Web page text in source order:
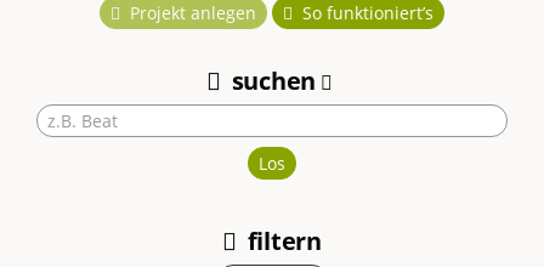
TU
Braunschweig
Thema
Projekt anlegen So funktioniert’s
suchen
Los
filtern